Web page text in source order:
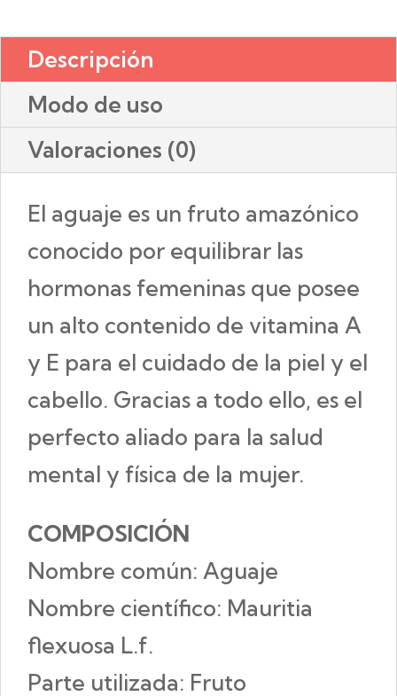
Descripción
Modo de uso
Valoraciones (0)
El aguaje es un fruto amazónico
conocido por equilibrar las
hormonas femeninas que posee
un alto contenido de vitamina A
y E para el cuidado de la piel y el
cabello. Gracias a todo ello, es el
perfecto aliado para la salud
mental y física de la mujer.
COMPOSICIÓN
Nombre común: Aguaje
Nombre científico: Mauritia
flexuosa L.f.
Parte utilizada: Fruto